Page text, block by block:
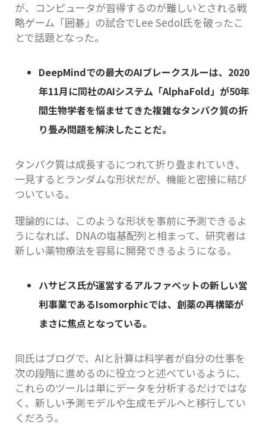
が、コンピュータが習得するのが難しいとされる戦
略ゲーム「囲碁」の試合でLee Sedol氏を破ったこ
とで話題となった。
DeepMindでの最大のAIブレークスルーは、 2020
年11月に同社のAIシステム「AlphaFold」が50年
間生物学者を悩ませてきた複雑なタンパク質の折
り畳み問題を解決したことだ。
タンパク質は成長するにつれて折り畳まれていき、
一見するとランダムな形状だが、機能と密接に結び
ついている。
理論的には、このような形状を事前に予測できるよ
うになれば、DNAの塩基配列と相まって、研究者は
新しい薬物療法を容易に開発できるようになる。
ハサビス氏が運営するアルファベットの新しい営
利事業であるIsomorphicでは、創薬の再構築が
まさに焦点となっている。
同氏はブログで、AIと計算は科学者が自分の仕事を
次の段階に進めるのに役立つと述べているように、
これらのツールは単にデータを分析するだけではな
く、新しい予測モデルや生成モデルへと移行してい
くだろう。